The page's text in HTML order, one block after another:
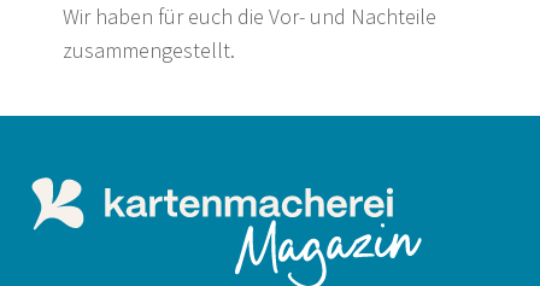
Wir haben für euch die Vor- und Nachteile
zusammengestellt.